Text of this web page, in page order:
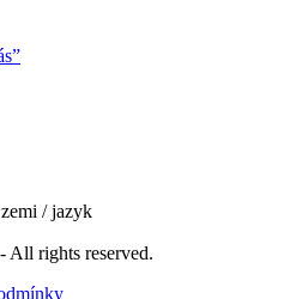
/ jazyk
- All rights reserved.